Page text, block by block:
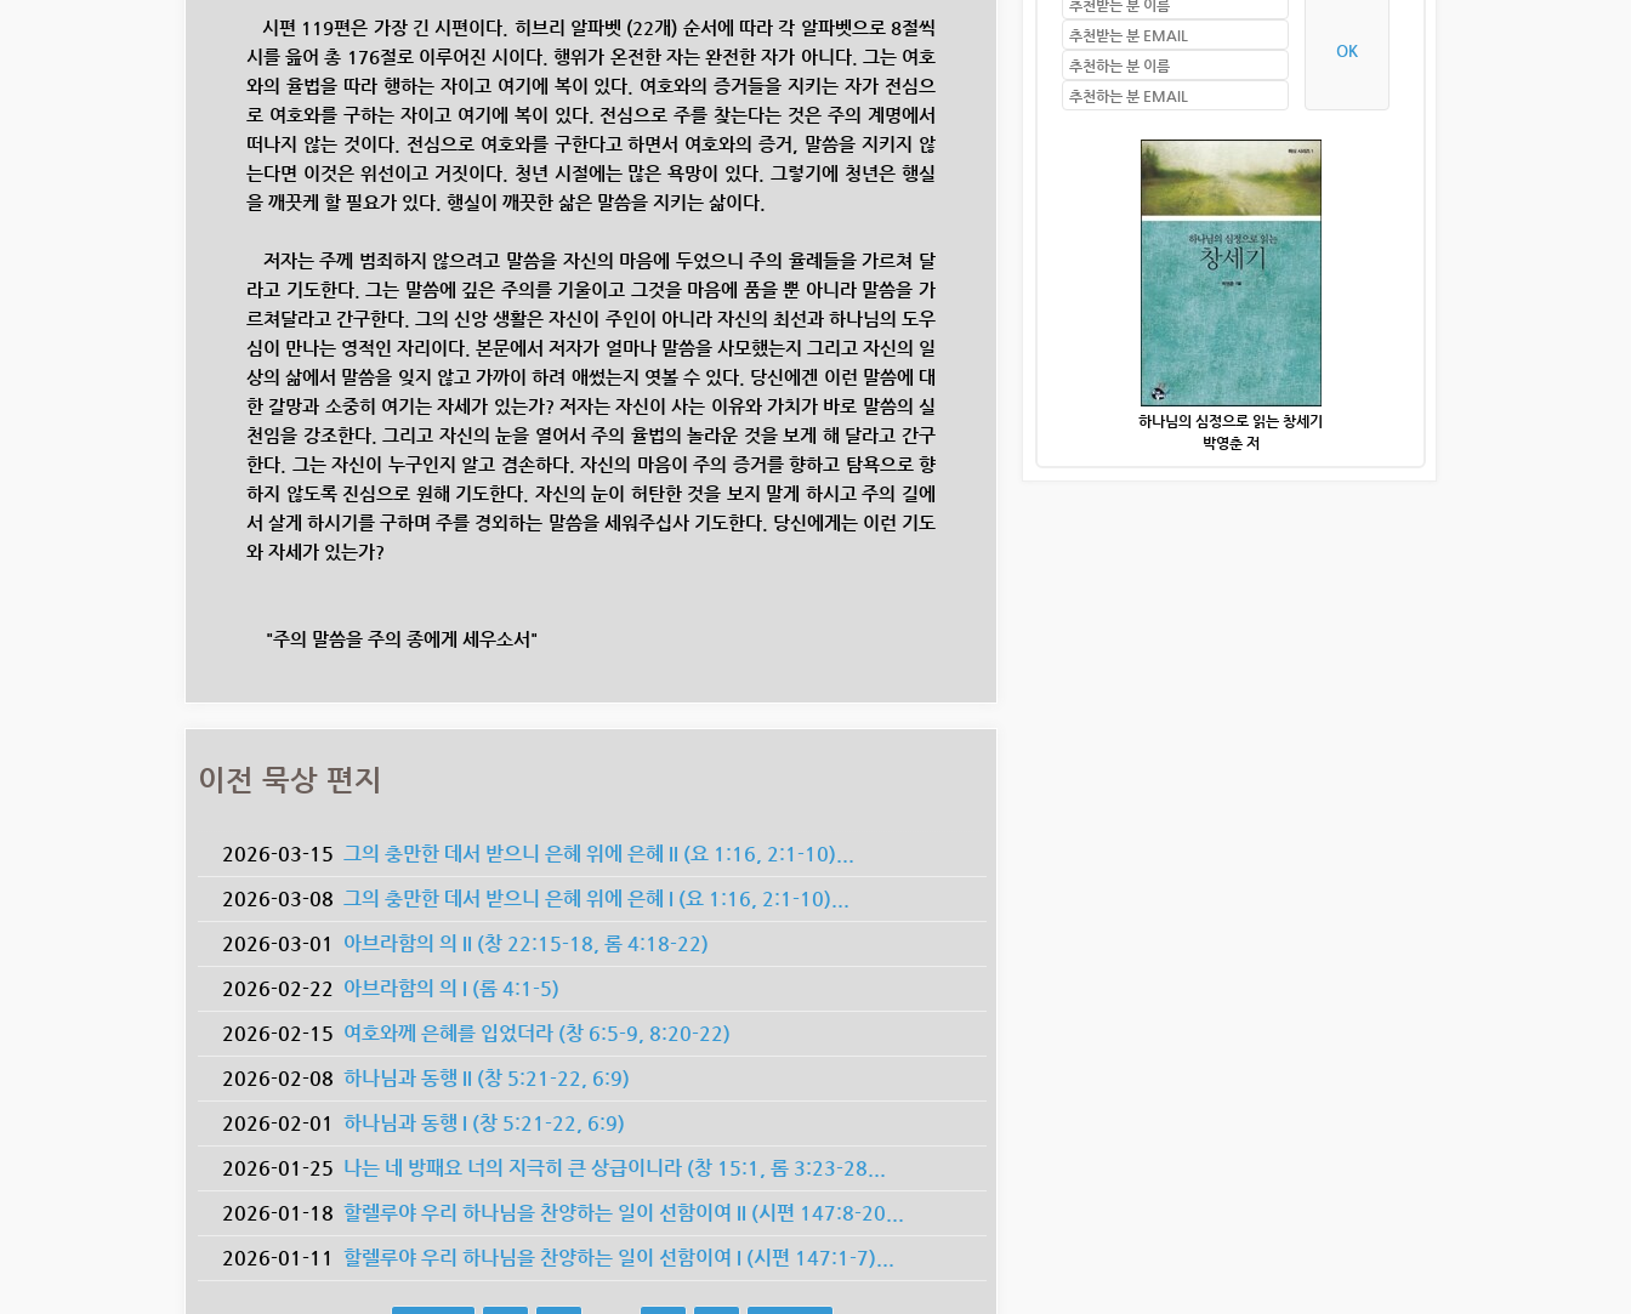
시편 119편은 가장 긴 시편이다. 히브리 알파벳 (22개) 순서에 따라 각 알파벳으로 8절씩
시를 읊어 총 176절로 이루어진 시이다. 행위가 온전한 자는 완전한 자가 아니다. 그는 여호
와의 율법을 따라 행하는 자이고 여기에 복이 있다. 여호와의 증거들을 지키는 자가 전심으
로 여호와를 구하는 자이고 여기에 복이 있다. 전심으로 주를 찾는다는 것은 주의 계명에서
떠나지 않는 것이다. 전심으로 여호와를 구한다고 하면서 여호와의 증거, 말씀을 지키지 않
는다면 이것은 위선이고 거짓이다. 청년 시절에는 많은 욕망이 있다. 그렇기에 청년은 행실
을 깨끗케 할 필요가 있다. 행실이 깨끗한 삶은 말씀을 지키는 삶이다.
저자는 주께 범죄하지 않으려고 말씀을 자신의 마음에 두었으니 주의 율례들을 가르쳐 달
라고 기도한다. 그는 말씀에 깊은 주의를 기울이고 그것을 마음에 품을 뿐 아니라 말씀을 가
르쳐달라고 간구한다. 그의 신앙 생활은 자신이 주인이 아니라 자신의 최선과 하나님의 도우
심이 만나는 영적인 자리이다. 본문에서 저자가 얼마나 말씀을 사모했는지 그리고 자신의 일
상의 삶에서 말씀을 잊지 않고 가까이 하려 애썼는지 엿볼 수 있다. 당신에겐 이런 말씀에 대
한 갈망과 소중히 여기는 자세가 있는가? 저자는 자신이 사는 이유와 가치가 바로 말씀의 실
천임을 강조한다. 그리고 자신의 눈을 열어서 주의 율법의 놀라운 것을 보게 해 달라고 간구
한다. 그는 자신이 누구인지 알고 겸손하다. 자신의 마음이 주의 증거를 향하고 탐욕으로 향
하지 않도록 진심으로 원해 기도한다. 자신의 눈이 허탄한 것을 보지 말게 하시고 주의 길에
서 살게 하시기를 구하며 주를 경외하는 말씀을 세워주십사 기도한다. 당신에게는 이런 기도
와 자세가 있는가?
"주의 말씀을 주의 종에게 세우소서"
이전 묵상 편지
2026-03-15 그의 충만한 데서 받으니 은혜 위에 은혜 II (요 1:16, 2:1-10)...
2026-03-08 그의 충만한 데서 받으니 은혜 위에 은혜 I (요 1:16, 2:1-10)...
2026-03-01
아브라함의 의 II (창 22:15-18, 롬 4:18-22)
2026-02-22 아브라함의 의 I (롬 4:1-5)
2026-02-15 여호와께 은혜를 입었더라 (창 6:5-9, 8:20-22)
2026-02-08 하나님과 동행 II (창 5:21-22, 6:9)
2026-02-01
하나님과 동행 I (창 5:21-22, 6:9)
2026-01-25 나는 네 방패요 너의 지극히 큰 상급이니라 (창 15:1, 롬 3:23-28...
2026-01-18 할렐루야 우리 하나님을 찬양하는 일이 선함이여 II (시편 147:8-20...
2026-01-11
할렐루야 우리 하나님을 찬양하는 일이 선함이여 I (시편 147:1-7)...
하나님의 심정으로 읽는 창세기
박영춘 저